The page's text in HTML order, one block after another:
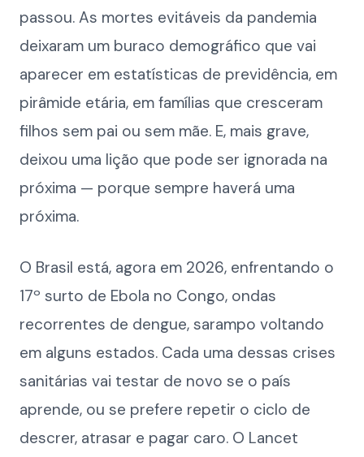
passou. As mortes evitáveis da pandemia
deixaram um buraco demográfico que vai
aparecer em estatísticas de previdência, em
pirâmide etária, em famílias que cresceram
filhos sem pai ou sem mãe. E, mais grave,
deixou uma lição que pode ser ignorada na
próxima — porque sempre haverá uma
próxima.
O Brasil está, agora em 2026, enfrentando o
17º surto de Ebola no Congo, ondas
recorrentes de dengue, sarampo voltando
em alguns estados. Cada uma dessas crises
sanitárias vai testar de novo se o país
aprende, ou se prefere repetir o ciclo de
descrer, atrasar e pagar caro. O Lancet